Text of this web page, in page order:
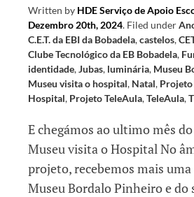
Written by HDE Serviço de Apoio
Dezembro 20th, 2024. Filed under
C.E.T. da EBI da Bobadela,castelos,
Clube Tecnológico da EB Bobadela,
identidade,Jubas, luminária, Museu
Museu visita o hospital, Natal,
Hospital, Projeto TeleAula,TeleAula,
E chegámos ao ultimo mês
Museu visita o Hospital No
projeto, recebemos mais uma
Museu Bordalo Pinheiro e do